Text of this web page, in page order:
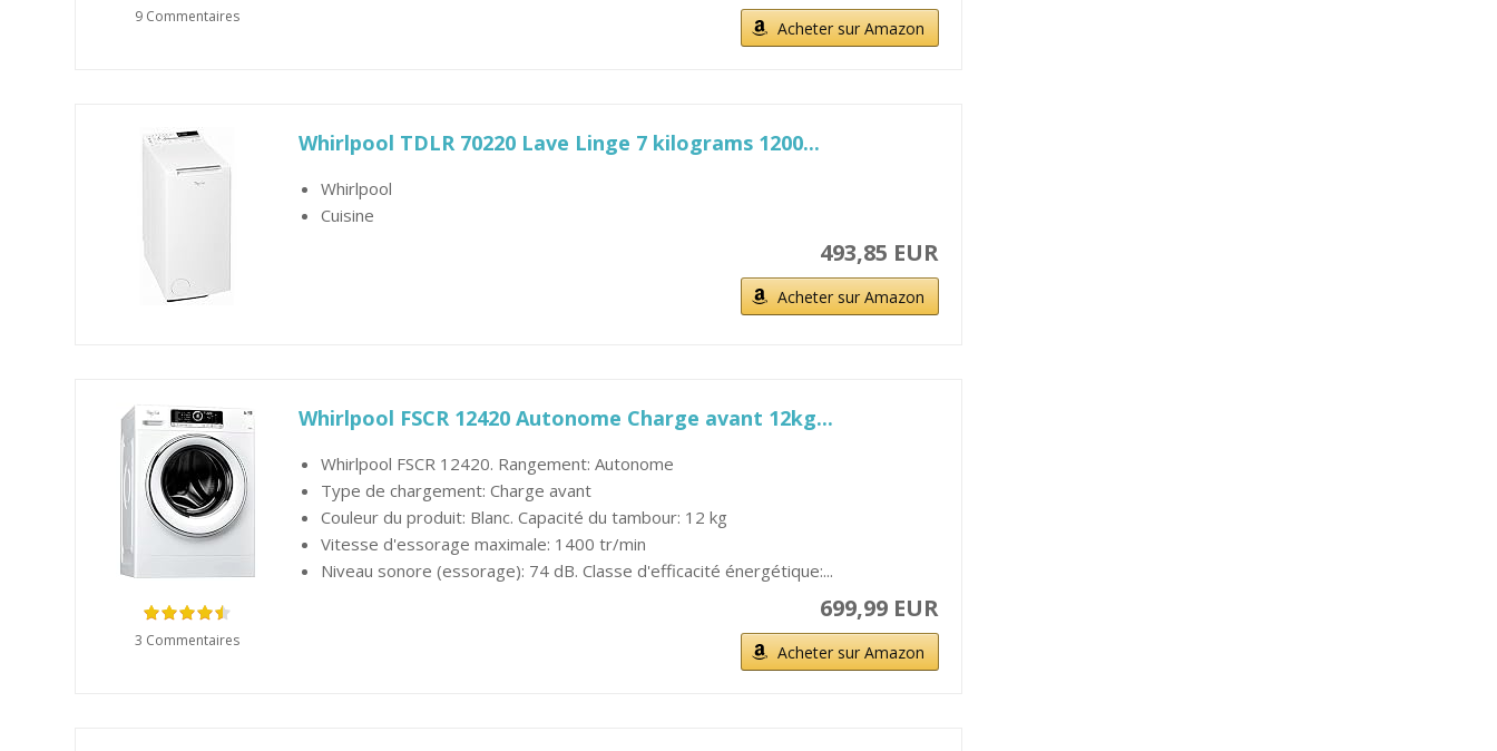
9 Commentaires
Acheter sur Amazon
Whirlpool TDLR 70220 Lave Linge 7 kilograms 1200...
Whirlpool
Cuisine
493,85 EUR
Acheter sur Amazon
3 Commentaires
Whirlpool FSCR 12420 Autonome Charge avant 12kg...
Whirlpool FSCR 12420. Rangement: Autonome
Type de chargement: Charge avant
Couleur du produit: Blanc. Capacité du tambour: 12 kg
Vitesse d'essorage maximale: 1400 tr/min
Niveau sonore (essorage): 74 dB. Classe d'efficacité énergétique:...
699,99 EUR
Acheter sur Amazon